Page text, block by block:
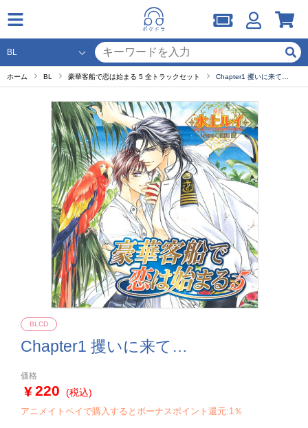
ホーム BL 豪華客船で恋は始まる 5 全トラックセット Chapter1 攫いに来て…
Chapter1 攫いに来て…
BLCD
価格
220 (税込)
アニメイトペイで購入するとボーナスポイント還元:1％